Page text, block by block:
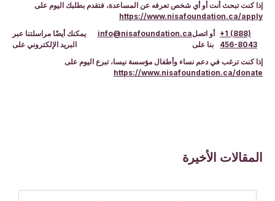
إذا كنت تبحث أنت أو أي شخص تعرفه عن المساعدة، فتقدم بطلبك اليوم على
https://www.nisafoundation.ca/apply
يمكنك أيضًا مراسلتنا عبر
البريد الإلكتروني على
info@nisafoundation.caأو اتصل
بنا على
+1 (888)
456-8043
إذا كنت ترغب في دعم نساء وأطفال مؤسسة نيسا، تبرع اليوم على
https://www.nisafoundation.ca/donate
المقالات الأخيرة